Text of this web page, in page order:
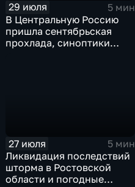
29 июля
5 мин
В Центральную Россию
пришла сентябрьская
прохлада, синоптики
27 июля
5 мин
Ликвидация последствий
шторма в Ростовской
области и погодные